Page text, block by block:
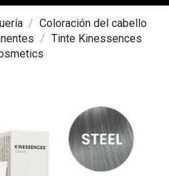
Coloración del cabello
Tinte Kinessences